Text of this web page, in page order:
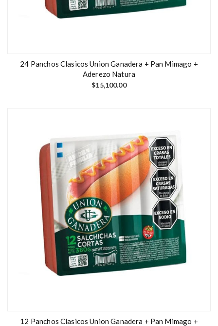
24 Panchos Clasicos Union Ganadera + Pan Mimago +
Aderezo Natura
$15,100.00
12 Panchos Clasicos Union Ganadera + Pan Mimago +